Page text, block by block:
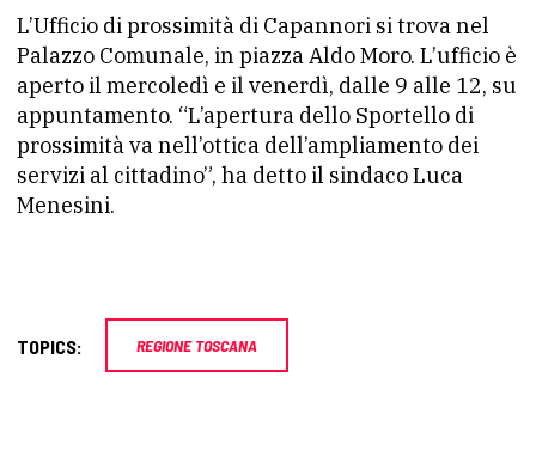
L’Ufficio di prossimità di Capannori si trova nel
Palazzo Comunale, in piazza Aldo Moro. L’ufficio è
aperto il mercoledì e il venerdì, dalle 9 alle 12, su
appuntamento. “L’apertura dello Sportello di
prossimità va nell’ottica dell’ampliamento dei
servizi al cittadino”, ha detto il sindaco Luca
Menesini.
TOPICS: REGIONE TOSCANA